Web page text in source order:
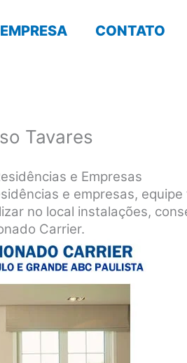
EMPRESA CONTATO
Tavares
e Empresas
e empresas, equipe
no local instalações,
Carrier.